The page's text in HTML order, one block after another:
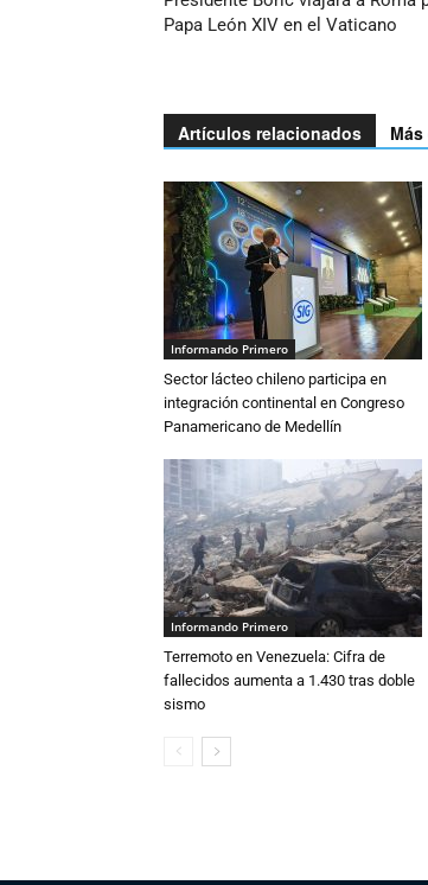
Papa León XIV en el Vaticano
Artículos relacionados
Informando Primero
Sector lácteo chileno participa en
integración continental en Congreso
Panamericano de Medellín
Informando Primero
Terremoto en Venezuela: Cifra de
fallecidos aumenta a 1.430 tras doble
sismo